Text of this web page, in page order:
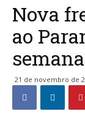
Nova
ao
semana
21 de novembro de